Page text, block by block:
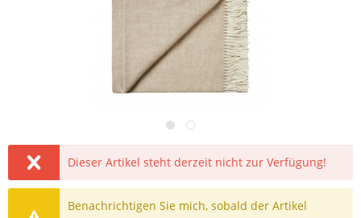
Dieser Artikel steht derzeit nicht zur Verfügung!
Benachrichtigen Sie mich, sobald der Artikel